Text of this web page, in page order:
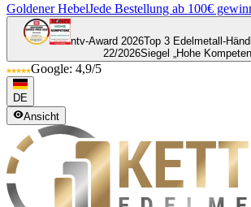
Goldener HebelJede Bestellung ab 100€
ntv-Award 2026Top 3 Edelmetall-
22/2026Siegel „Hohe
Google: 4,9/5
DE
Ansicht